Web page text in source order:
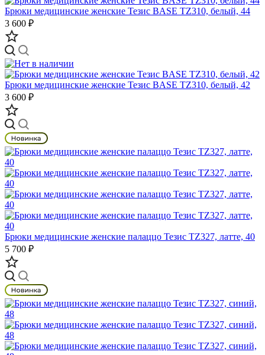
Брюки медицинские женские Тезис BASE TZ310, белый, 44
3 600 ₽
Брюки медицинские женские Тезис BASE TZ310, белый, 42
3 600 ₽
Брюки медицинские женские палаццо Тезис TZ327, латте, 40
5 700 ₽